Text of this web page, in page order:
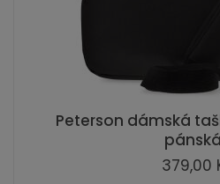
Peterson dámská
379,00